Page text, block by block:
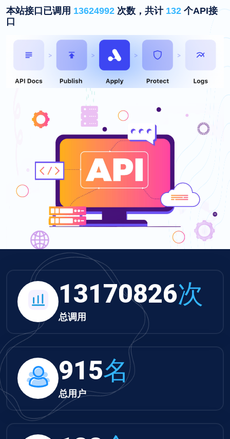
本站接口已调用 13624992 次数，共计 132 个API接
口
13624992次
总调用
947名
总用户